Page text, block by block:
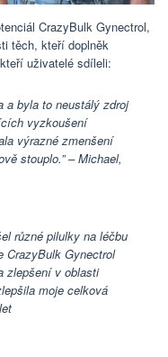
CrazyBulk Gynectrol,
těch, kteří doplněk
uživatelé sdíleli:
a byla to neustálý zdroj
vyzkoušení
výrazné zmenšení
stouplo.” – Michael,
různé pilulky na léčbu
CrazyBulk Gynectrol
zlepšení v oblasti
moje celková